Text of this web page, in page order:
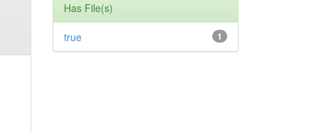
Has File(s)
1
true